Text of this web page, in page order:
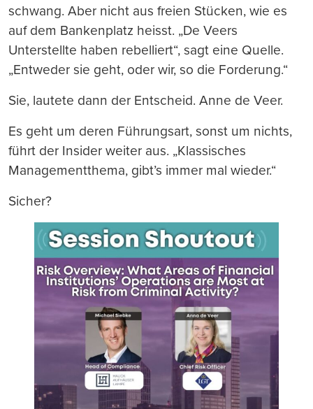
schwang. Aber nicht aus freien Stücken, wie es
auf dem Bankenplatz heisst. „De Veers
Unterstellte haben rebelliert“, sagt eine Quelle.
„Entweder sie geht, oder wir, so die Forderung.“
Sie, lautete dann der Entscheid. Anne de Veer.
Es geht um deren Führungsart, sonst um nichts,
führt der Insider weiter aus. „Klassisches
Managementthema, gibt’s immer mal wieder.“
Sicher?